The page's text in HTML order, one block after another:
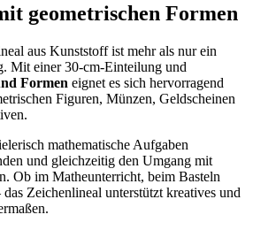
geometrischen Formen
aus Kunststoff ist mehr als nur ein
Mit einer 30-cm-Einteilung und
Formen eignet es sich hervorragend
Figuren, Münzen, Geldscheinen
mathematische Aufgaben
und gleichzeitig den Umgang mit
Ob im Matheunterricht, beim Basteln
Zeichenlineal unterstützt kreatives und